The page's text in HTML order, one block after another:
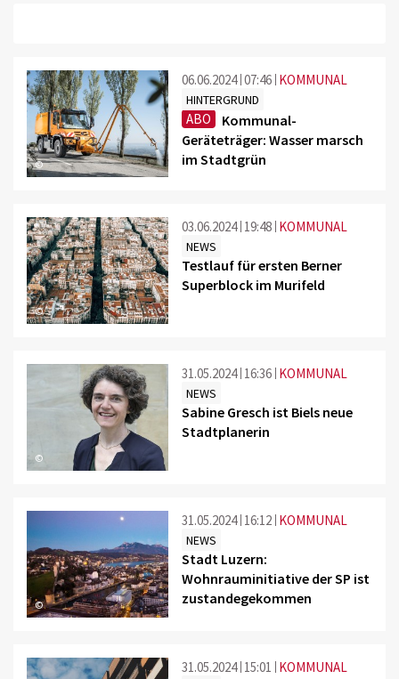
©
06.06.2024 07:46 KOMMUNAL
HINTERGRUND
ABO
Kommunal-
Geräteträger: Wasser marsch
im Stadtgrün
©
03.06.2024 19:48 KOMMUNAL
NEWS
Testlauf für ersten Berner
Superblock im Murifeld
©
31.05.2024 16:36 KOMMUNAL
NEWS
Sabine Gresch ist Biels neue
Stadtplanerin
©
31.05.2024 16:12 KOMMUNAL
NEWS
Stadt Luzern:
Wohnrauminitiative der SP ist
zustandegekommen
31.05.2024 15:01 KOMMUNAL